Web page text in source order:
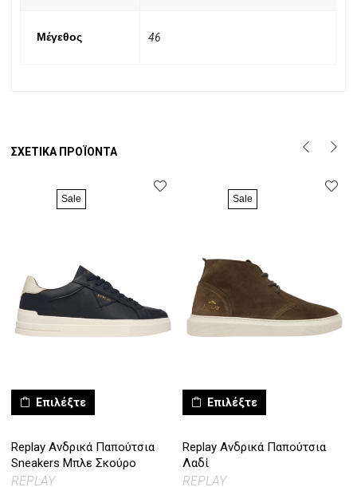
Μέγεθος 46
ΣΧΕΤΙΚΆ ΠΡΟΪΌΝΤΑ
Sale
Επιλέξτε
Replay Ανδρικά Παπούτσια
Sneakers Μπλε Σκούρο
REPLAY
Sale
Επιλέξτε
Replay Ανδρικά Παπούτσια
Λαδί
REPLAY